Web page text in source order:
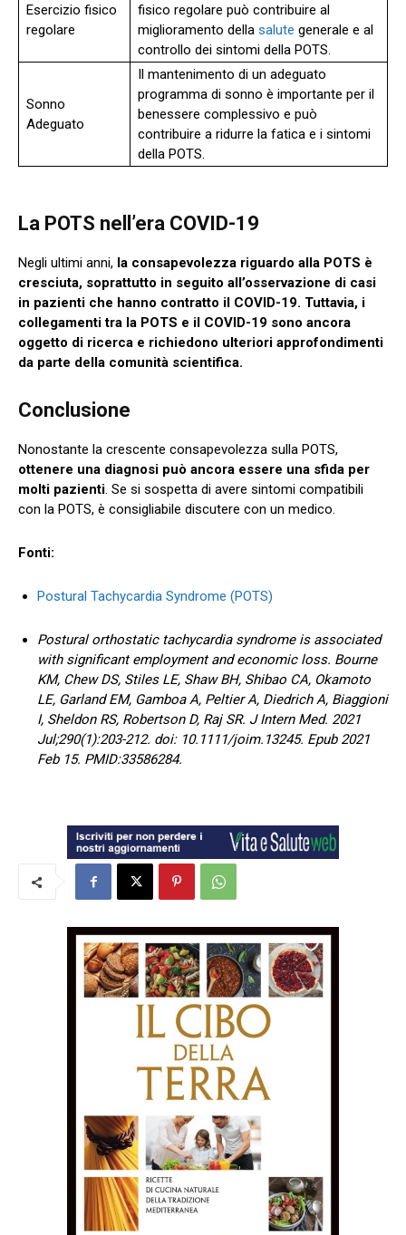
Esercizio fisico
regolare
fisico regolare può contribuire al
miglioramento della salute generale e al
controllo dei sintomi della POTS.
Sonno
Adeguato
Il mantenimento di un adeguato
programma di sonno è importante per il
benessere complessivo e può
contribuire a ridurre la fatica e i sintomi
della POTS.
La POTS nell’era COVID-19
Negli ultimi anni, la consapevolezza riguardo alla POTS è
cresciuta, soprattutto in seguito all’osservazione di casi
in pazienti che hanno contratto il COVID-19. Tuttavia, i
collegamenti tra la POTS e il COVID-19 sono ancora
oggetto di ricerca e richiedono ulteriori approfondimenti
da parte della comunità scientifica.
Conclusione
Nonostante la crescente consapevolezza sulla POTS,
ottenere una diagnosi può ancora essere una sfida per
molti pazienti. Se si sospetta di avere sintomi compatibili
con la POTS, è consigliabile discutere con un medico.
Fonti:
Postural Tachycardia Syndrome (POTS)
Postural orthostatic tachycardia syndrome is associated
with significant employment and economic loss. Bourne
KM, Chew DS, Stiles LE, Shaw BH, Shibao CA, Okamoto
LE, Garland EM, Gamboa A, Peltier A, Diedrich A, Biaggioni
I, Sheldon RS, Robertson D, Raj SR. J Intern Med. 2021
Jul;290(1):203-212. doi: 10.1111/joim.13245. Epub 2021
Feb 15. PMID:33586284.